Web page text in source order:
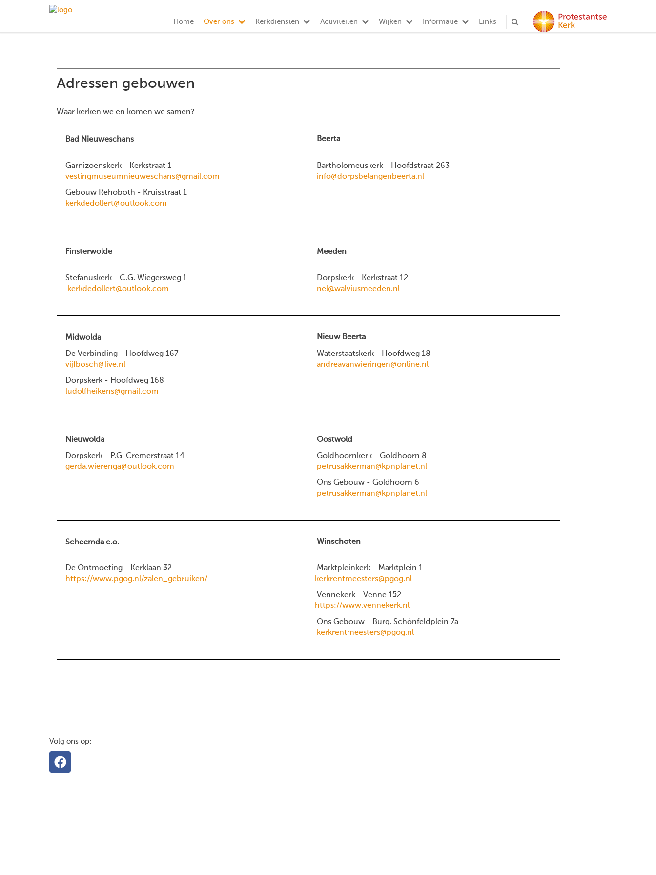
Home Over ons Kerkdiensten Activiteiten Wijken Informatie Links
Adressen gebouwen
Waar kerken we en komen we samen?
Bad Nieuweschans Beerta
Garnizoenskerk - Kerkstraat 1
vestingmuseumnieuweschans@gmail.com
Bartholomeuskerk - Hoofdstraat 263
info@dorpsbelangenbeerta.nl
Gebouw Rehoboth - Kruisstraat 1
kerkdedollert@outlook.com
Finsterwolde Meeden
Stefanuskerk - C.G. Wiegersweg 1
kerkdedollert@outlook.com
Dorpskerk - Kerkstraat 12
nel@walviusmeeden.nl
Midwolda Nieuw Beerta
De Verbinding - Hoofdweg 167
vijfbosch@live.nl
Waterstaatskerk - Hoofdweg 18
andreavanwieringen@online.nl
Dorpskerk - Hoofdweg 168
ludolfheikens@gmail.com
Nieuwolda Oostwold
Dorpskerk - P.G. Cremerstraat 14
gerda.wierenga@outlook.com
Goldhoornkerk - Goldhoorn 8
petrusakkerman@kpnplanet.nl
Ons Gebouw - Goldhoorn 6
petrusakkerman@kpnplanet.nl
Scheemda e.o. Winschoten
De Ontmoeting - Kerklaan 32
https://www.pgog.nl/zalen_gebruiken/
Marktpleinkerk - Marktplein 1
kerkrentmeesters@pgog.nl
Vennekerk - Venne 152
https://www.vennekerk.nl
Ons Gebouw - Burg. Schönfeldplein 7a
kerkrentmeesters@pgog.nl
Volg ons op: